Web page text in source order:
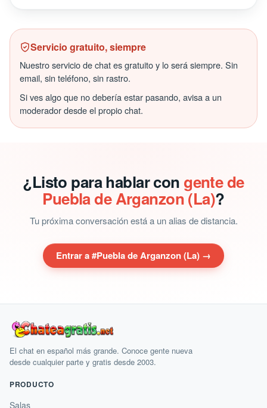
Servicio gratuito, siempre
Nuestro servicio de chat es gratuito y lo será siempre. Sin
email, sin teléfono, sin rastro.
Si ves algo que no debería estar pasando, avisa a un
moderador desde el propio chat.
¿Listo para hablar con gente de
Puebla de Arganzon (La)?
Tu próxima conversación está a un alias de distancia.
Entrar a #Puebla de Arganzon (La) →
El chat en español más grande. Conoce gente nueva
desde cualquier parte y gratis desde 2003.
PRODUCTO
Salas